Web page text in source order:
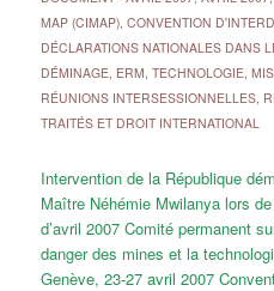
MAP (CIMAP), CONVENTION
DÉCLARATIONS NATIONALES DANS
DÉMINAGE, ERM, TECHNOLOGIE,
RÉUNIONS INTERSESSIONNELLES,
TRAITÉS ET DROIT INTERNATIONAL
Intervention de la République
Maître Néhémie Mwilanya lors
d’avril 2007 Comité permanent
danger des mines et la
Genève, 23-27 avril 2007